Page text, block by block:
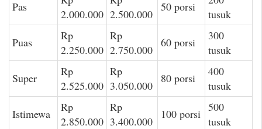
Pas
2.000.000 2.500.000
50 porsi
tusuk
Puas
Rp
2.250.000
Rp
2.750.000
60 porsi
300
tusuk
Super
Rp
2.525.000
Rp
3.050.000
80 porsi
400
tusuk
Istimewa
Rp
2.850.000
Rp
3.400.000
100 porsi 500
tusuk